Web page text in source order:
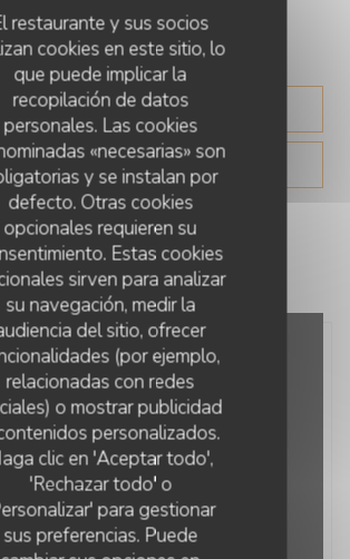
restaurante y sus socios
cookies en este sitio, lo
que puede implicar la
recopilación de datos
personales. Las cookies
«necesarias» son
y se instalan por
defecto. Otras cookies
opcionales requieren su
Estas cookies
sirven para analizar
su navegación, medir la
del sitio, ofrecer
(por ejemplo,
relacionadas con redes
o mostrar publicidad
personalizados.
clic en 'Aceptar todo',
'Rechazar todo' o
para gestionar
sus preferencias. Puede
Brigitte, déjà présent rue des
aussi rue de la Monnaie, s'...
LEA EL ARTICULO((ABRE EN UNA NUEVA
EL ARTICULO DE PRENSA ((ABRE EN UNA